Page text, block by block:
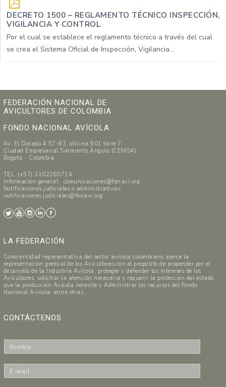
DECRETO 1500 – REGLAMENTO TÉCNICO INSPECCIÓN,
VIGILANCIA Y CONTROL
Por el cual se establece el reglamento técnico a través del cual
se crea el Sistema Oficial de Inspección, Vigilancia...
FEDERACIÓN NACIONAL DE
AVICULTORES DE COLOMBIA
FONDO NACIONAL AVÍCOLA
Av. El Dorado # 57-83, oficina 901 torre 7
Ciudad Empresarial Sarmiento Angulo (CEMSA)
Bogotá - Colombia
TEL. (+57) 3102280714
Información general: comunicaciones@fenavi.org
Notificaciones judiciales o administrativas:
notificaciones.judiciales@fenavi.org
LA FEDERACIÓN
Como entidad representativa del sector avícola colombiano, ejerce la
representación gremial de los Avicultores con el propósito de propender por el
desarrollo de la Industria Avícola, proteger y defender los intereses de los
Avicultores, solicitar la atención necesaria y requerir la protección del estado
que la producción Avícola necesite y Administrar los recursos del Fondo
Nacional Avícola, entre otras.
CONTÁCTENOS
o
m
-